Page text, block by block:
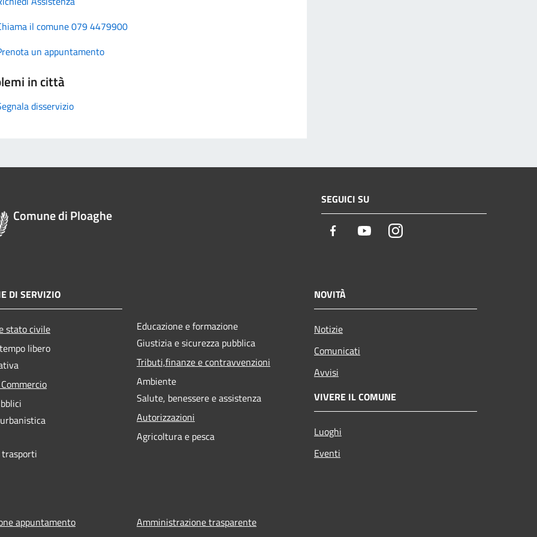
il comune 079 4479900
un appuntamento
in città
disservizio
Comune di Ploaghe
SEGUICI SU
Facebook YoutubeInstagram
DI SERVIZIO
stato civile
libero
Educazione e formazione
Giustizia e sicurezza pubblica
Tributi,finanze e contravvenzioni
Ambiente
Salute, benessere e assistenza
Autorizzazioni
Agricoltura e pesca
NOVITÀ
Notizie
Comunicati
Avvisi
VIVERE IL COMUNE
Luoghi
Eventi
appuntamento
Amministrazione trasparente